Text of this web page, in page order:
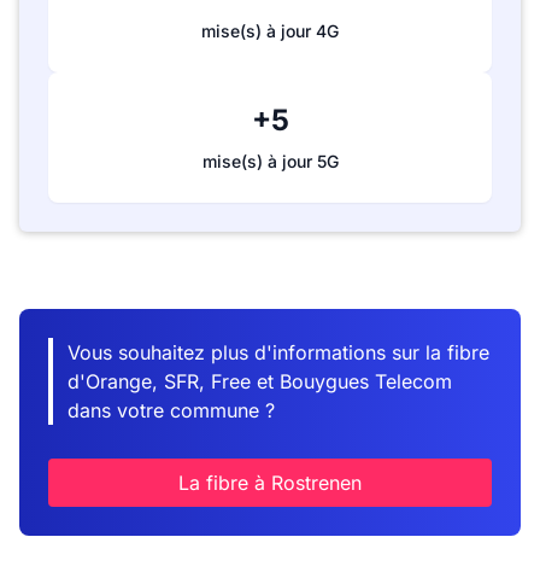
mise(s) à jour 4G
+5
mise(s) à jour 5G
Vous souhaitez plus d'informations sur la fibre
d'Orange, SFR, Free et Bouygues Telecom
dans votre commune ?
La fibre à Rostrenen